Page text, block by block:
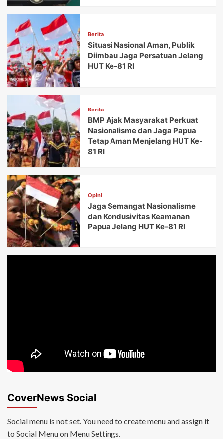
Berita
Situasi Nasional Aman, Publik
Diimbau Jaga Persatuan Jelang
HUT Ke-81 RI
Berita
BMP Ajak Masyarakat Perkuat
Nasionalisme dan Jaga Papua
Tetap Aman Menjelang HUT Ke-
81 RI
Opini
Jaga Semangat Nasionalisme
dan Kondusivitas Keamanan
Papua Jelang HUT Ke-81 RI
CoverNews Social
Social menu is not set. You need to create menu and assign it
to Social Menu on Menu Settings.